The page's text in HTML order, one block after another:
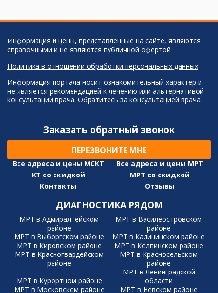
Информация и цены, представленные на сайте, являются
справочными и не являются публичной офертой
Политика в отношении обработки персональных данных
Информация портала носит ознакомительный характер и
не является рекомендацией к лечению или альтернативой
консультации врача. Обратитесь за консультацией врача.
Заказать обратный звонок
ПЕРЕЗВОНИТЕ МНЕ
Все адреса и цены МСКТ
Все адреса и цены МРТ
КТ со скидкой
МРТ со скидкой
Контакты
Отзывы
ДИАГНОСТИКА РЯДОМ
МРТ в Адмиралтейском
районе
МРТ в Василеостровском
районе
МРТ в Выборгском районе
МРТ в Калининском районе
МРТ в Кировском районе
МРТ в Колпинском районе
МРТ в Красногвардейском
районе
МРТ в Красносельском
районе
МРТ в Курортном районе
МРТ в Ленинградской
области
МРТ в Московском районе
МРТ в Невском районе